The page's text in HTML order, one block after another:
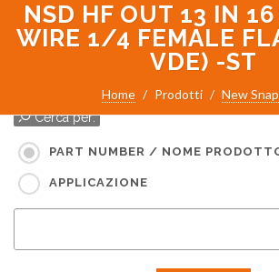
NSD HF OUT 13 IN
WIRE 1/4 FEMALE
VDE) -ST
Home Prodotti New
Cerca per:
PART NUMBER / NOME
APPLICAZIONE